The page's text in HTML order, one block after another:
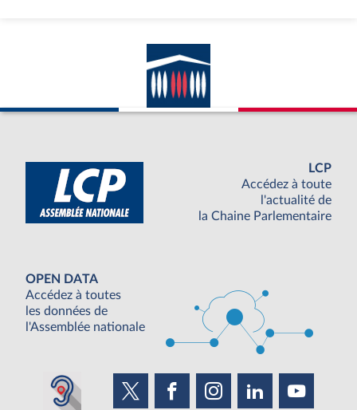
LCP
Accédez à toute
l'actualité de
la Chaine Parlementaire
OPEN DATA
Accédez à toutes
les données de
l'Assemblée nationale